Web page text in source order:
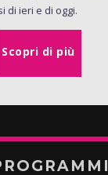
di ieri e di oggi.
Scopri di più